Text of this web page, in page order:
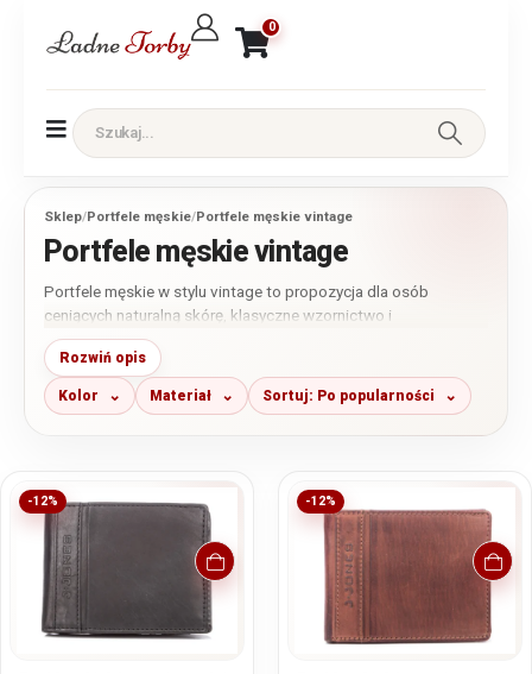
0
Sklep/Portfele męskie/Portfele męskie vintage
Portfele męskie vintage
Portfele męskie w stylu vintage to propozycja dla osób
ceniących naturalną skórę, klasyczne wzornictwo i
ponadczasowy charakter galanterii. W tej kategorii znajdziesz
przede wszystkim modele wykonane ze skóry naturalnej o
wyrazistej fakturze i charakterystycznym wykończeniu
inspirowanym klasycznym rzemiosłem. Dostępne są portfele
małe, średnie i większe, w odcieniach brązu, koniaku, czerni
Rozwiń opis
Kolor Materiał Sortuj: Po popularności
-12% -12%